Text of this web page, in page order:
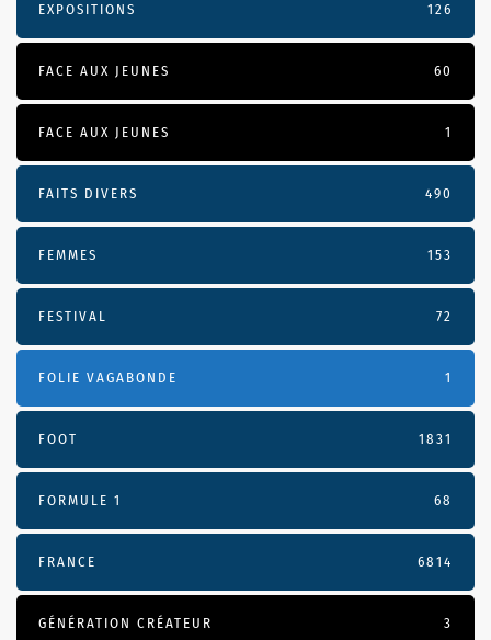
EXPOSITIONS 126
FACE AUX JEUNES 60
FACE AUX JEUNES 1
FAITS DIVERS 490
FEMMES 153
FESTIVAL 72
FOLIE VAGABONDE 1
FOOT 1831
FORMULE 1 68
FRANCE 6814
GÉNÉRATION CRÉATEUR 3